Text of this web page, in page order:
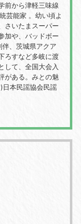
前から津軽三味線
芸能家 。幼い頃よ
さいたまスーパー
加や、バッドボー
、茨城県アクア
ろすなど多岐に渡
して、全国大会入
がある。みとの魅
日本民謡協会民謡